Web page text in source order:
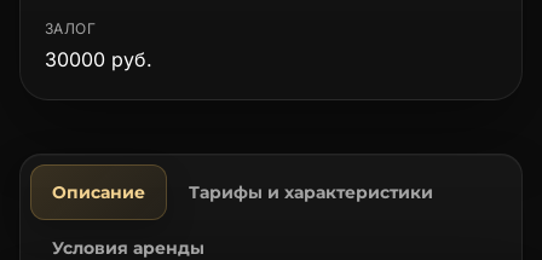
ЗАЛОГ
30000 руб.
Описание Тарифы и характеристики
Условия аренды